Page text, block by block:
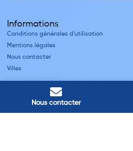
Nous contacter
Informations
Conditions générales d'utilisation
Mentions légales
Nous contacter
Villes
Nos adresses
Louviers
45 avenue Winston Churchill, Louviers,